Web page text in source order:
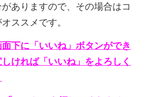
ありますので、その場合はコ
ススメです。
下に「いいね」ボタンができ
ければ「いいね」をよろしく